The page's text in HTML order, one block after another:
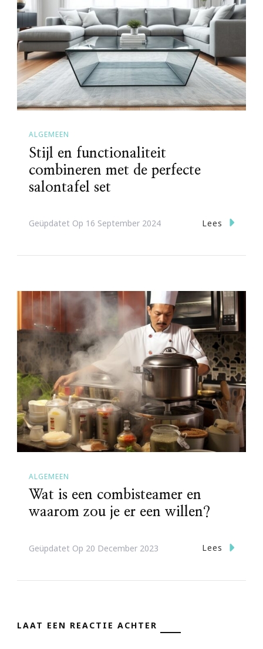
ALGEMEEN
Stijl en functionaliteit
combineren met de perfecte
salontafel set
Geüpdatet Op 16 September 2024 Lees
ALGEMEEN
Wat is een combisteamer en
waarom zou je er een willen?
Geüpdatet Op 20 December 2023 Lees
LAAT EEN REACTIE ACHTER